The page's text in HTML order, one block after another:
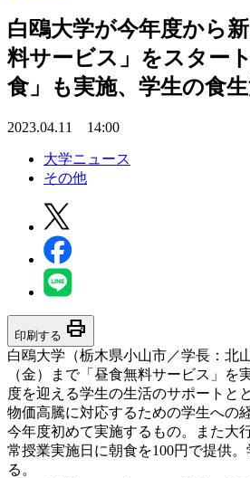
白鴎大学が今年度から
料サービス」をスター
食」も実施、学生の食
2023.04.11 14:00
大学ニュース
その他
印刷する print
白鴎大学（栃木県小山市／学長：北
（金）まで「昼食無料サービス」を
度を迎える学生の生活のサポートと
物価高騰に対応するための学生への
今年度初めて実施するもの。また大
常授業実施日に朝食を100円で提供
る。